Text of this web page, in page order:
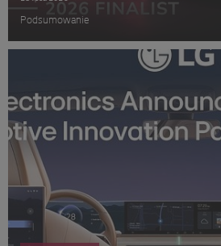
Podsumowanie